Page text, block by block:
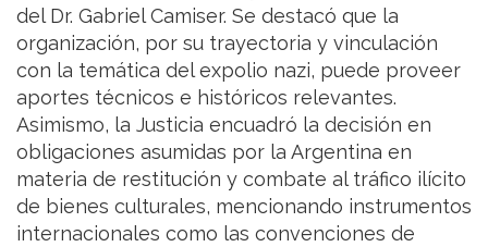
del Dr. Gabriel Camiser. Se destacó que la
organización, por su trayectoria y vinculación
con la temática del expolio nazi, puede proveer
aportes técnicos e históricos relevantes.
Asimismo, la Justicia encuadró la decisión en
obligaciones asumidas por la Argentina en
materia de restitución y combate al tráfico ilícito
de bienes culturales, mencionando instrumentos
internacionales como las convenciones de